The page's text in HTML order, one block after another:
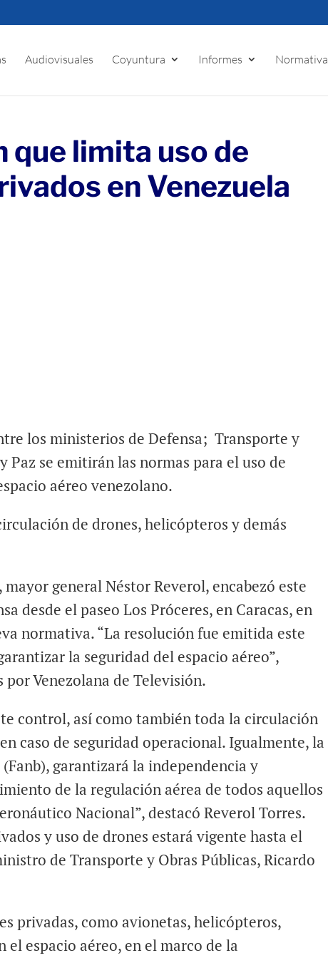
Audiovisuales Coyuntura Informes Normativa
que limita uso de
en Venezuela
los ministerios de Defensa; Transporte y
Paz se emitirán las normas para el uso de
aéreo venezolano.
de drones, helicópteros y demás
general Néstor Reverol, encabezó este
desde el paseo Los Próceres, en Caracas, en
normativa. “La resolución fue emitida este
la seguridad del espacio aéreo”,
Venezolana de Televisión.
control, así como también toda la circulación
caso de seguridad operacional. Igualmente, la
garantizará la independencia y
de la regulación aérea de todos aquellos
Nacional”, destacó Reverol Torres.
y uso de drones estará vigente hasta el
de Transporte y Obras Públicas, Ricardo
privadas, como avionetas, helicópteros,
espacio aéreo, en el marco de la